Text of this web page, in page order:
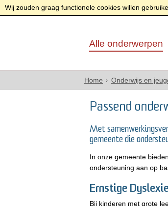
Wij zouden graag functionele cookies willen
Alle onderwerpen
Home Onderwijs en
Passend
Met
gemeente die
In onze gemeente bieden
ondersteuning aan op
Ernstige
Bij kinderen met grote